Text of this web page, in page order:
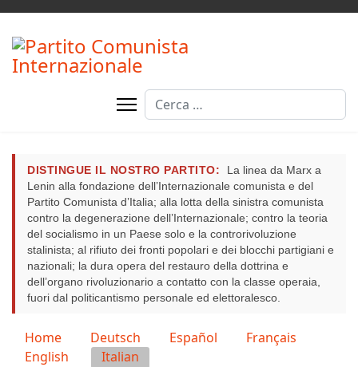
Cerca
DISTINGUE IL NOSTRO PARTITO:
La linea da Marx a
Lenin alla fondazione dell’Internazionale comunista e del
Partito Comunista d’Italia; alla lotta della sinistra comunista
contro la degenerazione dell’Internazionale; contro la teoria
del socialismo in un Paese solo e la controrivoluzione
stalinista; al rifiuto dei fronti popolari e dei blocchi partigiani e
nazionali; la dura opera del restauro della dottrina e
dell’organo rivoluzionario a contatto con la classe operaia,
fuori dal politicantismo personale ed elettoralesco.
Seleziona la tua lingua
Home Deutsch Español
Français
English
Italian